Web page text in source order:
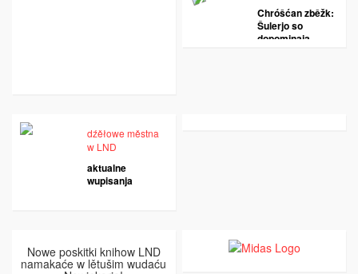
Chróšćan zběžk:
Šulerjo so
dopominaja
dźěłowe městna
w LND
aktualne
wupisanja
Nowe poskitki knihow LND
namakaće w lětušim wudaću